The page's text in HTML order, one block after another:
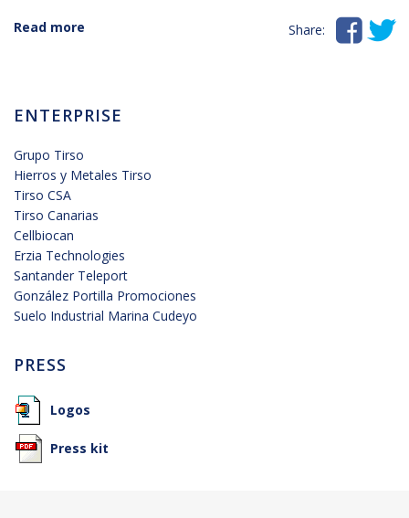
Read more
la
VOZ,
VOZ
ACERO”.
Share:  
ENTERPRISE
Grupo Tirso
Hierros y Metales Tirso
Tirso CSA
Tirso Canarias
Cellbiocan
Erzia Technologies
Santander Teleport
González Portilla Promociones
Suelo Industrial Marina Cudeyo
PRESS
Logos
Press kit